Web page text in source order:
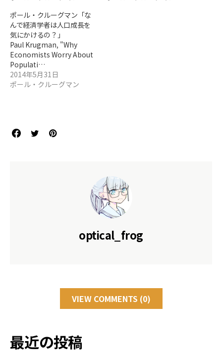
ポール・クルーグマン「な
んで経済学者は人口成長を
気にかけるの？」
Paul Krugman, "Why
Economists Worry About
Populati…
2014年5月31日
ポール・クルーグマン
optical_frog
VIEW COMMENTS (0)
最近の投稿